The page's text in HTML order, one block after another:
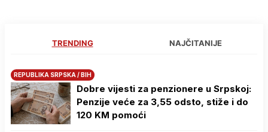
TRENDING NAJČITANIJE
REPUBLIKA SRPSKA / BIH
Dobre vijesti za penzionere u Srpskoj:
Penzije veće za 3,55 odsto, stiže i do
120 KM pomoći